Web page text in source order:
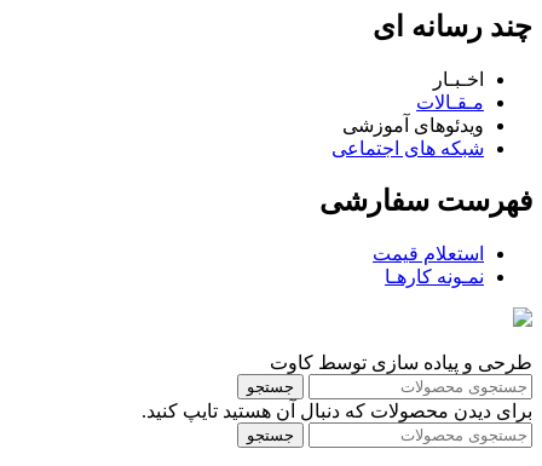
چند رسانه ای
اخـبـار
مـقـالات
ویدئوهای آموزشی
شبکه های اجتماعی
فهرست سفارشی
استعلام قیمت
نمـونه کارهـا
طرحی و پیاده سازی توسط کاوت
جستجو
برای دیدن محصولات که دنبال آن هستید تایپ کنید.
جستجو